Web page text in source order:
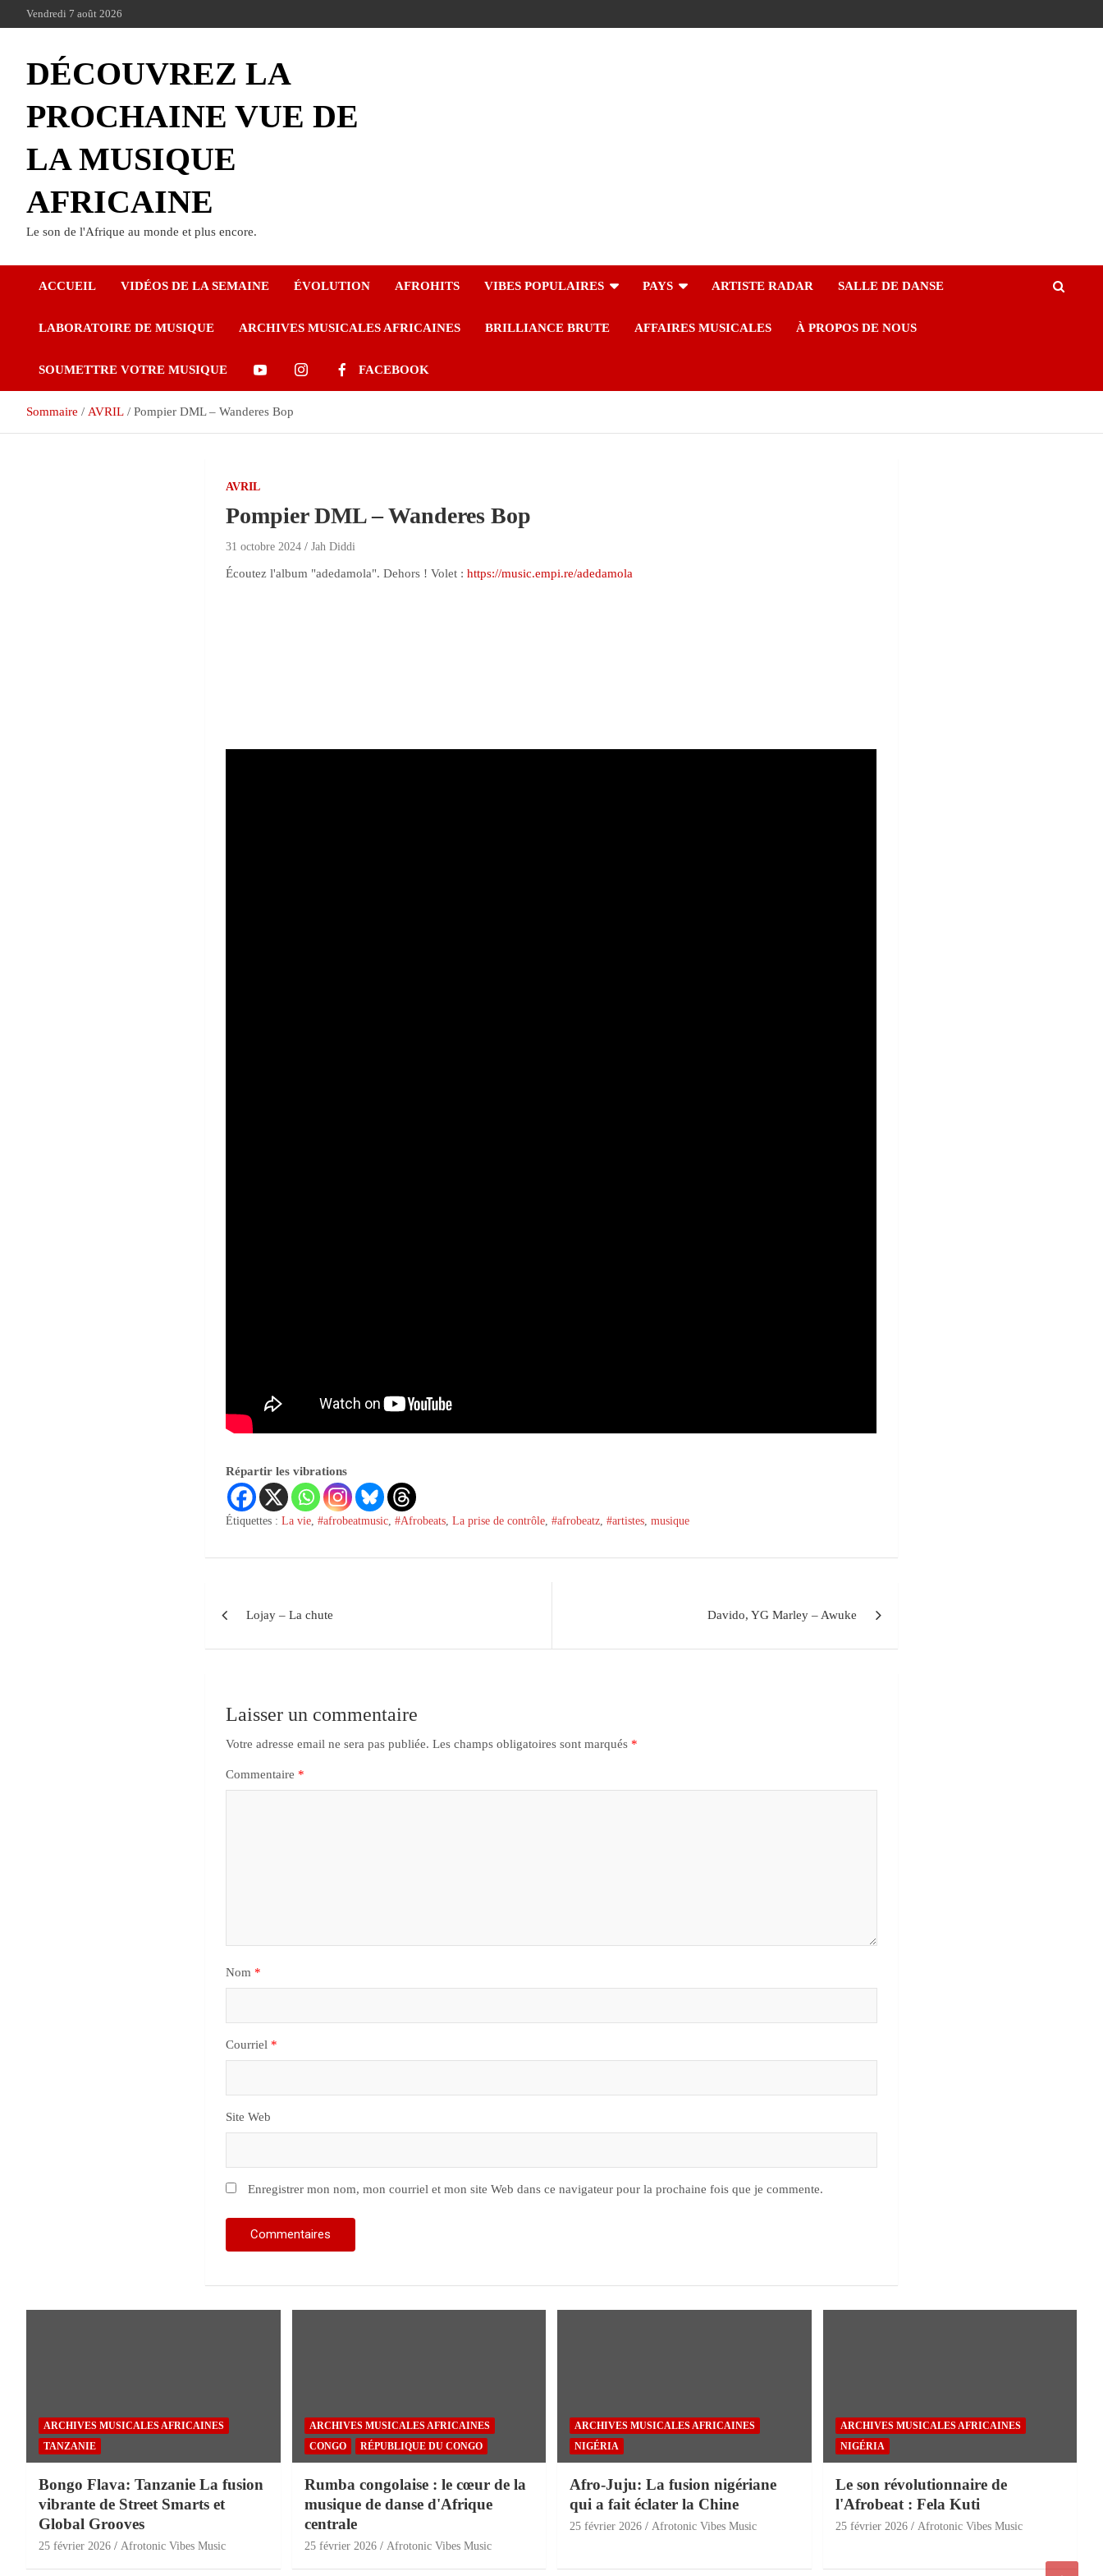
Vendredi 7 août 2026
DÉCOUVREZ LA
PROCHAINE VUE DE
LA MUSIQUE
AFRICAINE
Le son de l'Afrique au monde et plus encore.
ACCUEIL VIDÉOS DE LA SEMAINE ÉVOLUTION AFROHITS VIBES POPULAIRES PAYS ARTISTE RADAR SALLE DE DANSE
LABORATOIRE DE MUSIQUE ARCHIVES MUSICALES AFRICAINES BRILLIANCE BRUTE AFFAIRES MUSICALES À PROPOS DE NOUS
SOUMETTRE VOTRE MUSIQUE FACEBOOK
Sommaire AVRIL Pompier DML – Wanderes Bop
AVRIL
Pompier DML – Wanderes Bop
31 octobre 2024 Jah Diddi
Écoutez l'album "adedamola". Dehors ! Volet :https://music.empi.re/adedamola
Répartir les vibrations
Étiquettes : La vie,#afrobeatmusic,#Afrobeats,La prise de contrôle,#afrobeatz,#artistes,musique
Lojay – La chute Davido, YG Marley – Awuke
Laisser un commentaire
Votre adresse email ne sera pas publiée. Les champs obligatoires sont marqués *
Commentaire *
Nom *
Courriel *
Site Web
Enregistrer mon nom, mon courriel et mon site Web dans ce navigateur pour la prochaine fois que je commente.
ARCHIVES MUSICALES AFRICAINES
TANZANIE
Bongo Flava: Tanzanie La fusion
vibrante de Street Smarts et
Global Grooves
25 février 2026 Afrotonic Vibes Music
ARCHIVES MUSICALES AFRICAINES
CONGO
RÉPUBLIQUE DU CONGO
Rumba congolaise : le cœur de la
musique de danse d'Afrique
centrale
25 février 2026 Afrotonic Vibes Music
ARCHIVES MUSICALES AFRICAINES
NIGÉRIA
Afro-Juju: La fusion nigériane
qui a fait éclater la Chine
25 février 2026 Afrotonic Vibes Music
ARCHIVES MUSICALES AFRICAINES
NIGÉRIA
Le son révolutionnaire de
l'Afrobeat : Fela Kuti
25 février 2026 Afrotonic Vibes Music